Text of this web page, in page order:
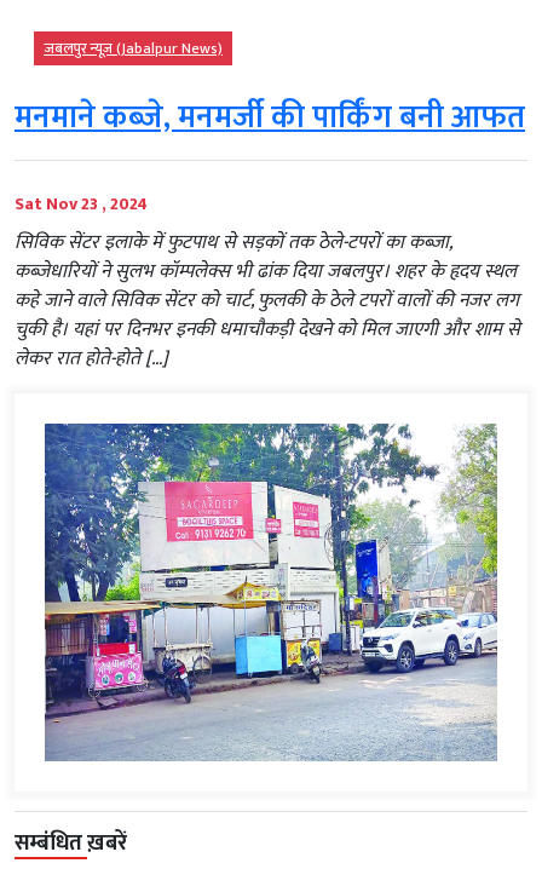
जबलपुर न्यूज़ (Jabalpur News)
मनमाने कब्जे, मनमर्जी की पार्किंग बनी आफत
Sat Nov 23 , 2024
सिविक सेंटर इलाके में फुटपाथ से सड़कों तक ठेले-टपरों का कब्जा,
कब्जेधारियों ने सुलभ कॉम्पलेक्स भी ढांक दिया जबलपुर। शहर के हृदय स्थल
कहे जाने वाले सिविक सेंटर को चार्ट, फुलकी के ठेले टपरों वालों की नजर लग
चुकी है। यहां पर दिनभर इनकी धमाचौकड़ी देखने को मिल जाएगी और शाम से
लेकर रात होते-होते […]
सम्बंधित ख़बरें